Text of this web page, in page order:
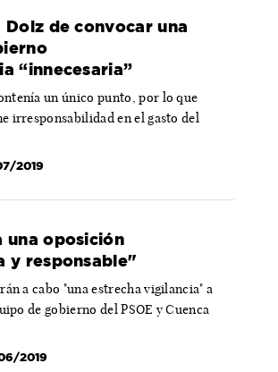
Dolz de convocar una
“innecesaria”
un único punto, por lo que
irresponsabilidad en el gasto del
2019
una oposición
y responsable"
a cabo "una estrecha vigilancia" a
de gobierno del PSOE y Cuenca
2019